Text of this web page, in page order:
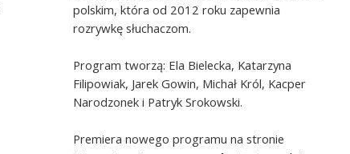
polskim, która od 2012 roku zapewnia
rozrywkę słuchaczom.
Program tworzą: Ela Bielecka, Katarzyna
Filipowiak, Jarek Gowin, Michał Król, Kacper
Narodzonek i Patryk Srokowski.
Premiera nowego programu na stronie